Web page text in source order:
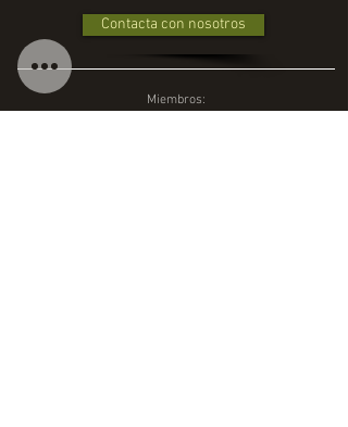
Contacta con nosotros
Miembros: